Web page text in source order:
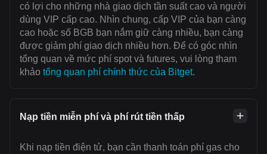
có lợi cho những nhà giao dịch tần suất cao và người
dùng VIP cấp cao. Nhìn chung, cấp VIP của bạn càng
cao hoặc số BGB bạn nắm giữ càng nhiều, bạn càng
được giảm phí giao dịch nhiều hơn. Để có góc nhìn
tổng quan về mức phí spot và futures, vui lòng tham
khảo tổng quan phí chính thức của Bitget.
Nạp tiền miễn phí và phí rút tiền thấp
Khi nạp tiền điện tử, bạn cần thanh toán ‌phí gas cho